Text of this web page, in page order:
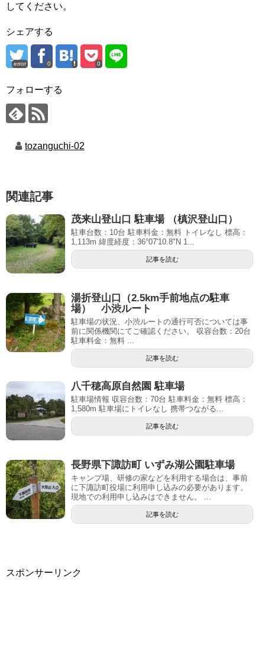
してください。
シェアする
error 0 0
フォローする
tozanguchi-02
関連記事
茂来山登山口 駐車場 （槙沢登山口）
駐車台数：10台 駐車料金：無料 トイレなし 標高：
1,113m 緯度経度：36°07'10.8"N 1...
記事を読む
湯折登山口（2.5km手前地点の駐車
場） 小渋ルート
駐車場の状況、小渋ルートの通行可否については事
前に関係機関にてご確認ください。 収容台数：20台
駐車料金：無料 ...
記事を読む
八千穂高原自然園 駐車場
駐車場情報 収容台数：70台 駐車料金：無料 標高：
1,580m 駐車場にトイレなし 携帯つながる...
記事を読む
長野県下諏訪町 いずみ湖公園駐車場
キャンプ場、研修の家などを利用する場合は、事前
に下諏訪町役場に利用申し込みの必要があります。
現地での利用申し込みはできません。 ...
記事を読む
スポンサーリンク